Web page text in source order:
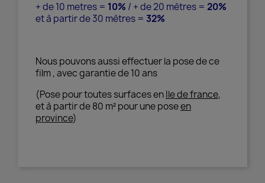
+ de 10 metres = 10% / + de 20 mètres = 20%
et à partir de 30 mètres = 32%
Nous pouvons aussi effectuer la pose de ce
film , avec garantie de 10 ans
(Pose pour toutes surfaces enIle de france,
et à partir de 80 m² pour une poseen
province)